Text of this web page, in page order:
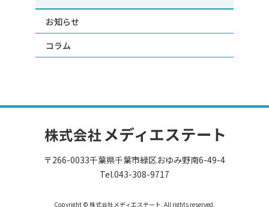
お知らせ
コラム
〒266-0033千葉県千葉市緑区おゆみ野南6-49-4
Tel.043-308-9717
Copyright © 株式会社メディエステート. All rights reserved.